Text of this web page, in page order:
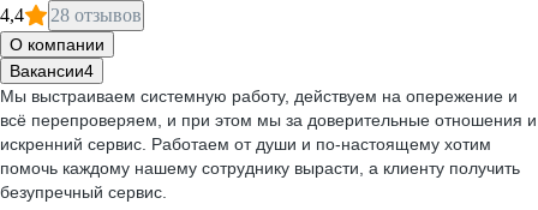
4,4 28 отзывов
О компании
Вакансии4
Мы выстраиваем системную работу, действуем на опережение и
всё перепроверяем, и при этом мы за доверительные отношения и
искренний сервис. Работаем от души и по-настоящему хотим
помочь каждому нашему сотруднику вырасти, а клиенту получить
безупречный сервис.